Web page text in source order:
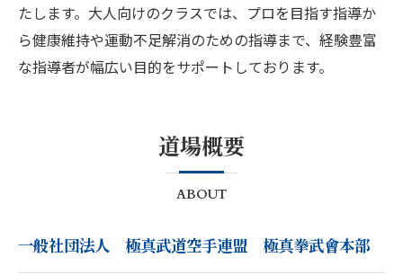
たします。大人向けのクラスでは、プロを目指す指導か
ら健康維持や運動不足解消のための指導まで、経験豊富
な指導者が幅広い目的をサポートしております。
道場概要
ABOUT
一般社団法人 極真武道空手連盟 極真拳武會本部